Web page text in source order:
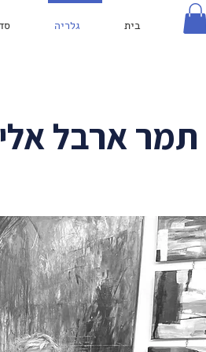
בית גלריה
תמר ארבל